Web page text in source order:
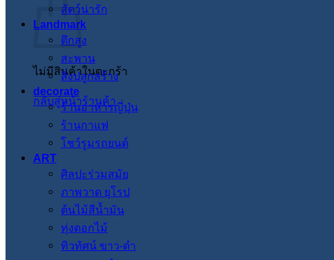
ไม่มีสินค้าในตะกร้า
กลับสู่หน้าร้านค้า
สัตว์น่ารัก
Landmark
ตึกสูง
สะพาน
สิ่งปลูกสร้าง
decorate
ร้านอาหารญี่ปุ่น
ร้านกาแฟ
โชว์รูมรถยนต์
ART
ศิลปะร่วมสมัย
ภาพวาด ยุโรป
ต้นไม้สีน้ำมัน
ทุ่งดอกไม้
ทิวทัศน์ ขาว-ดำ